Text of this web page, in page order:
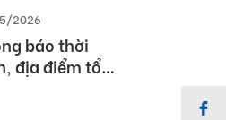
học 2025 –
2026
báo thời
địa điểm tổ